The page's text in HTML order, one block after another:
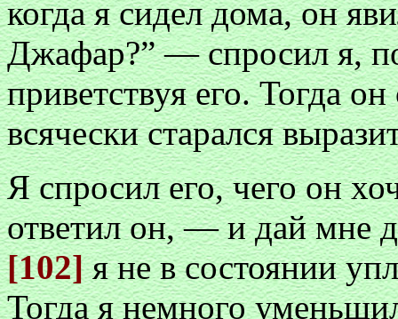
когда я сидел дома, он
Джафар?” — спросил я,
приветствуя его. Тогда
всячески старался
Я спросил его, чего он
ответил он, — и дай мне
[102]я не в состоянии
Тогда я немного